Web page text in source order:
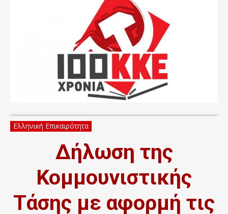
Ελληνική Επικαιρότητα
Δήλωση της
Κομμουνιστικής
Τάσης με αφορμή τις